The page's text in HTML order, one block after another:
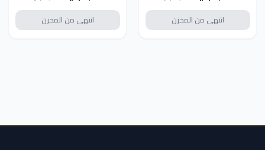
RCM30.000WH أبيض/فضي
انتهى من المخزن
انتهى من المخزن